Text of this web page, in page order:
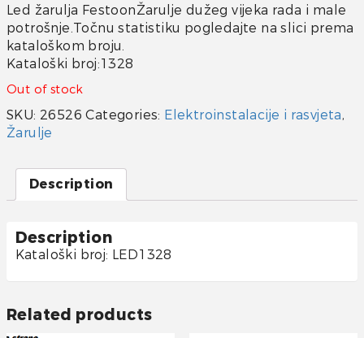
Led žarulja FestoonŽarulje dužeg vijeka rada i male
potrošnje.Točnu statistiku pogledajte na slici prema
kataloškom broju.
Kataloški broj:1328
Out of stock
SKU: 26526 Categories: Elektroinstalacije i rasvjeta,
Žarulje
Description
Description
Kataloški broj: LED1328
Related products